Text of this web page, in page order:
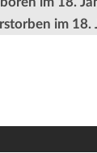
im 18.